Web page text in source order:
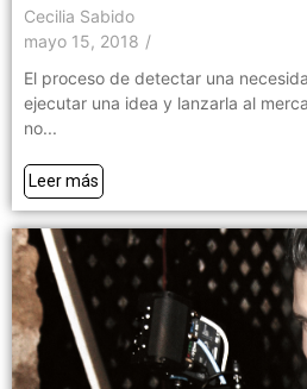
Cecilia Sabido
mayo 15, 2018 /
El proceso de detectar una
ejecutar una idea y lanzarla al
no...
Leer más